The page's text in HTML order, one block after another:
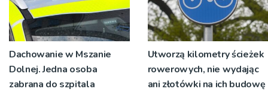
Dachowanie w Mszanie
Dolnej. Jedna osoba
zabrana do szpitala
Utworzą kilometry ścieżek
rowerowych, nie wydając
ani złotówki na ich budowę